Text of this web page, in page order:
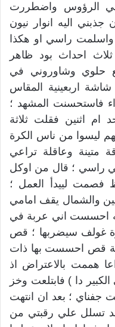
الرؤوس واضطررت
اليه انوار نيون
راسي او هكذا
احداث بود ظاهر
حلوي وشاوروني في
شاشة اربعينية المقاس
فاستحسنت المشهد ؛
ام اثنين فقلت ثلاثة
ليسوا من ناس الكرة
متينة وعاقلة تراعي
راسي ؛ قال من اوكل
فصمت لييدأ العمل ؛
والشمال يقف امامي
احسست اني عربة في
غولف سيضربها ؛ قص
قص احسست بها ذات
هممت بالاعتراض اذ
دا ) فابتلعت وخز
جفناي ؛ بعد ان انتهت
تسلل علي رقبتي من